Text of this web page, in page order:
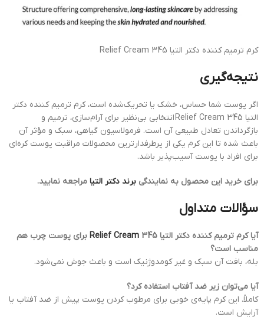
کرم ترمیم کننده دکتر التیا 345 Relief Cream
نتیجه‌گیری
اگر پوست شما حساس، خشک یا تحریک‌شده است، کرم ترمیم کننده دکتر
التیا 345 Relief Cream انتخابی بی‌نظیر برای آرام‌سازی، ترمیم و
بازگرداندن تعادل طبیعی آن است. فرمولاسیون گیاهی، سبک و مؤثر آن
باعث شده تا این کرم یکی از پرطرفدارترین محصولات مراقبت پوست کره‌ای
برای افراد با پوست آسیب‌پذیر باشد.
برای خرید این محصول به نمایندگی برند دکتر التیا مراجعه نمایید.
سؤالات متداول
آیا کرم ترمیم کننده دکتر التیا 345 Relief Cream برای پوست چرب هم
مناسب است؟
بله، بافت آن سبک و غیر کومدوژنیک است و باعث جوش نمی‌شود.
آیا می‌توان زیر ضد آفتاب استفاده کرد؟
کاملاً. این کرم پایه‌ی خوبی برای مرطوب کردن پوست پیش از ضد آفتاب یا
آرایش است.